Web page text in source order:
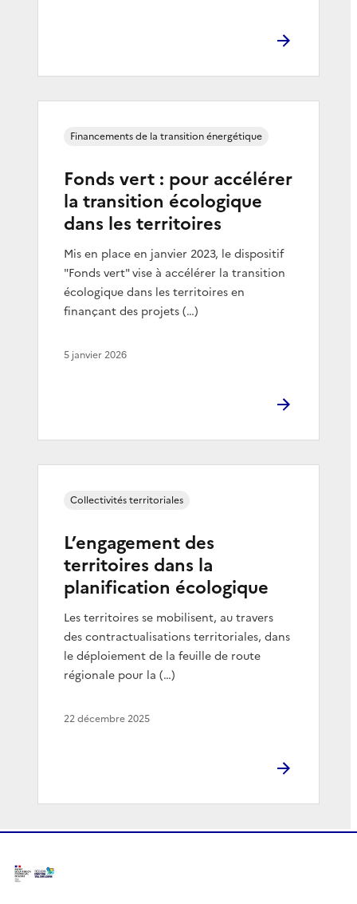
Fonds vert : pour accélérer
la transition écologique
dans les territoires
Mis en place en janvier 2023, le dispositif
"Fonds vert" vise à accélérer la transition
écologique dans les territoires en
finançant des projets (…)
Financements de la transition énergétique
5 janvier 2026
L’engagement des
territoires dans la
planification écologique
Les territoires se mobilisent, au travers
des contractualisations territoriales, dans
le déploiement de la feuille de route
régionale pour la (…)
Collectivités territoriales
22 décembre 2025